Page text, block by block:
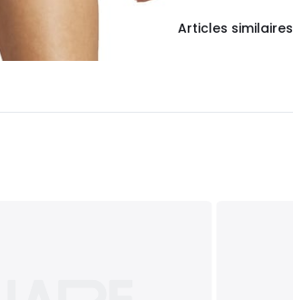
Articles similaires